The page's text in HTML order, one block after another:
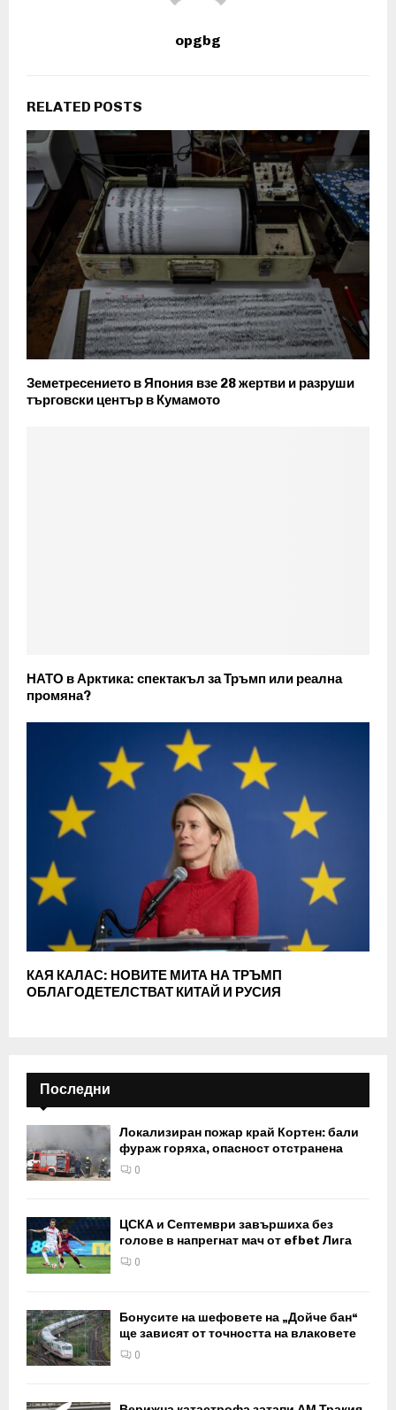
opgbg
RELATED POSTS
Земетресението в Япония взе 28 жертви и разруши
търговски център в Кумамото
НАТО в Арктика: спектакъл за Тръмп или реална
промяна?
КАЯ КАЛАС: НОВИТЕ МИТА НА ТРЪМП
ОБЛАГОДЕТЕЛСТВАТ КИТАЙ И РУСИЯ
Последни
Локализиран пожар край Кортен: бали
фураж горяха, опасност отстранена
0
ЦСКА и Септември завършиха без
голове в напрегнат мач от efbet Лига
0
Бонусите на шефовете на „Дойче бан“
ще зависят от точността на влаковете
0